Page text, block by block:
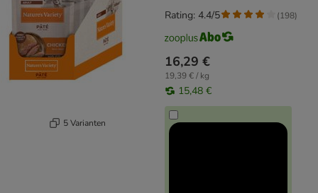
5 Varianten
16,29 €
19,39 € / kg
15,48 €
Rating: 4.4/5 (198)